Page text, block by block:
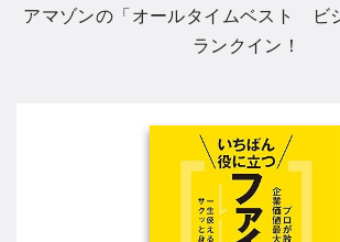
アマゾンの「オールタイムベスト ビ
ランクイン！